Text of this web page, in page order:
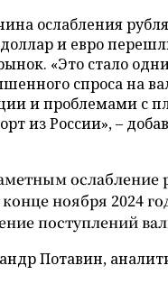
ослабления
и евро
«Это стало
спроса на
и проблемами с
из России», –
ослабление
конце ноября 2024
поступлений
Потавин,